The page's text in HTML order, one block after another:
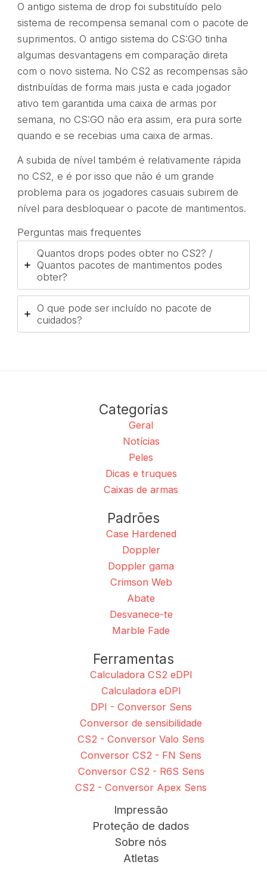
O antigo sistema de drop foi substituído pelo
sistema de recompensa semanal com o pacote de
suprimentos. O antigo sistema do CS:GO tinha
algumas desvantagens em comparação direta
com o novo sistema. No CS2 as recompensas são
distribuídas de forma mais justa e cada jogador
ativo tem garantida uma caixa de armas por
semana, no CS:GO não era assim, era pura sorte
quando e se recebias uma caixa de armas.
A subida de nível também é relativamente rápida
no CS2, e é por isso que não é um grande
problema para os jogadores casuais subirem de
nível para desbloquear o pacote de mantimentos.
Perguntas mais frequentes
Quantos drops podes obter no CS2? /
Quantos pacotes de mantimentos podes
obter?
O que pode ser incluído no pacote de
cuidados?
Categorias
Geral
Notícias
Peles
Dicas e truques
Caixas de armas
Padrões
Case Hardened
Doppler
Doppler gama
Crimson Web
Abate
Desvanece-te
Marble Fade
Ferramentas
Calculadora CS2 eDPI
Calculadora eDPI
DPI - Conversor Sens
Conversor de sensibilidade
CS2 - Conversor Valo Sens
Conversor CS2 - FN Sens
Conversor CS2 - R6S Sens
CS2 - Conversor Apex Sens
Impressão
Proteção de dados
Sobre nós
Atletas